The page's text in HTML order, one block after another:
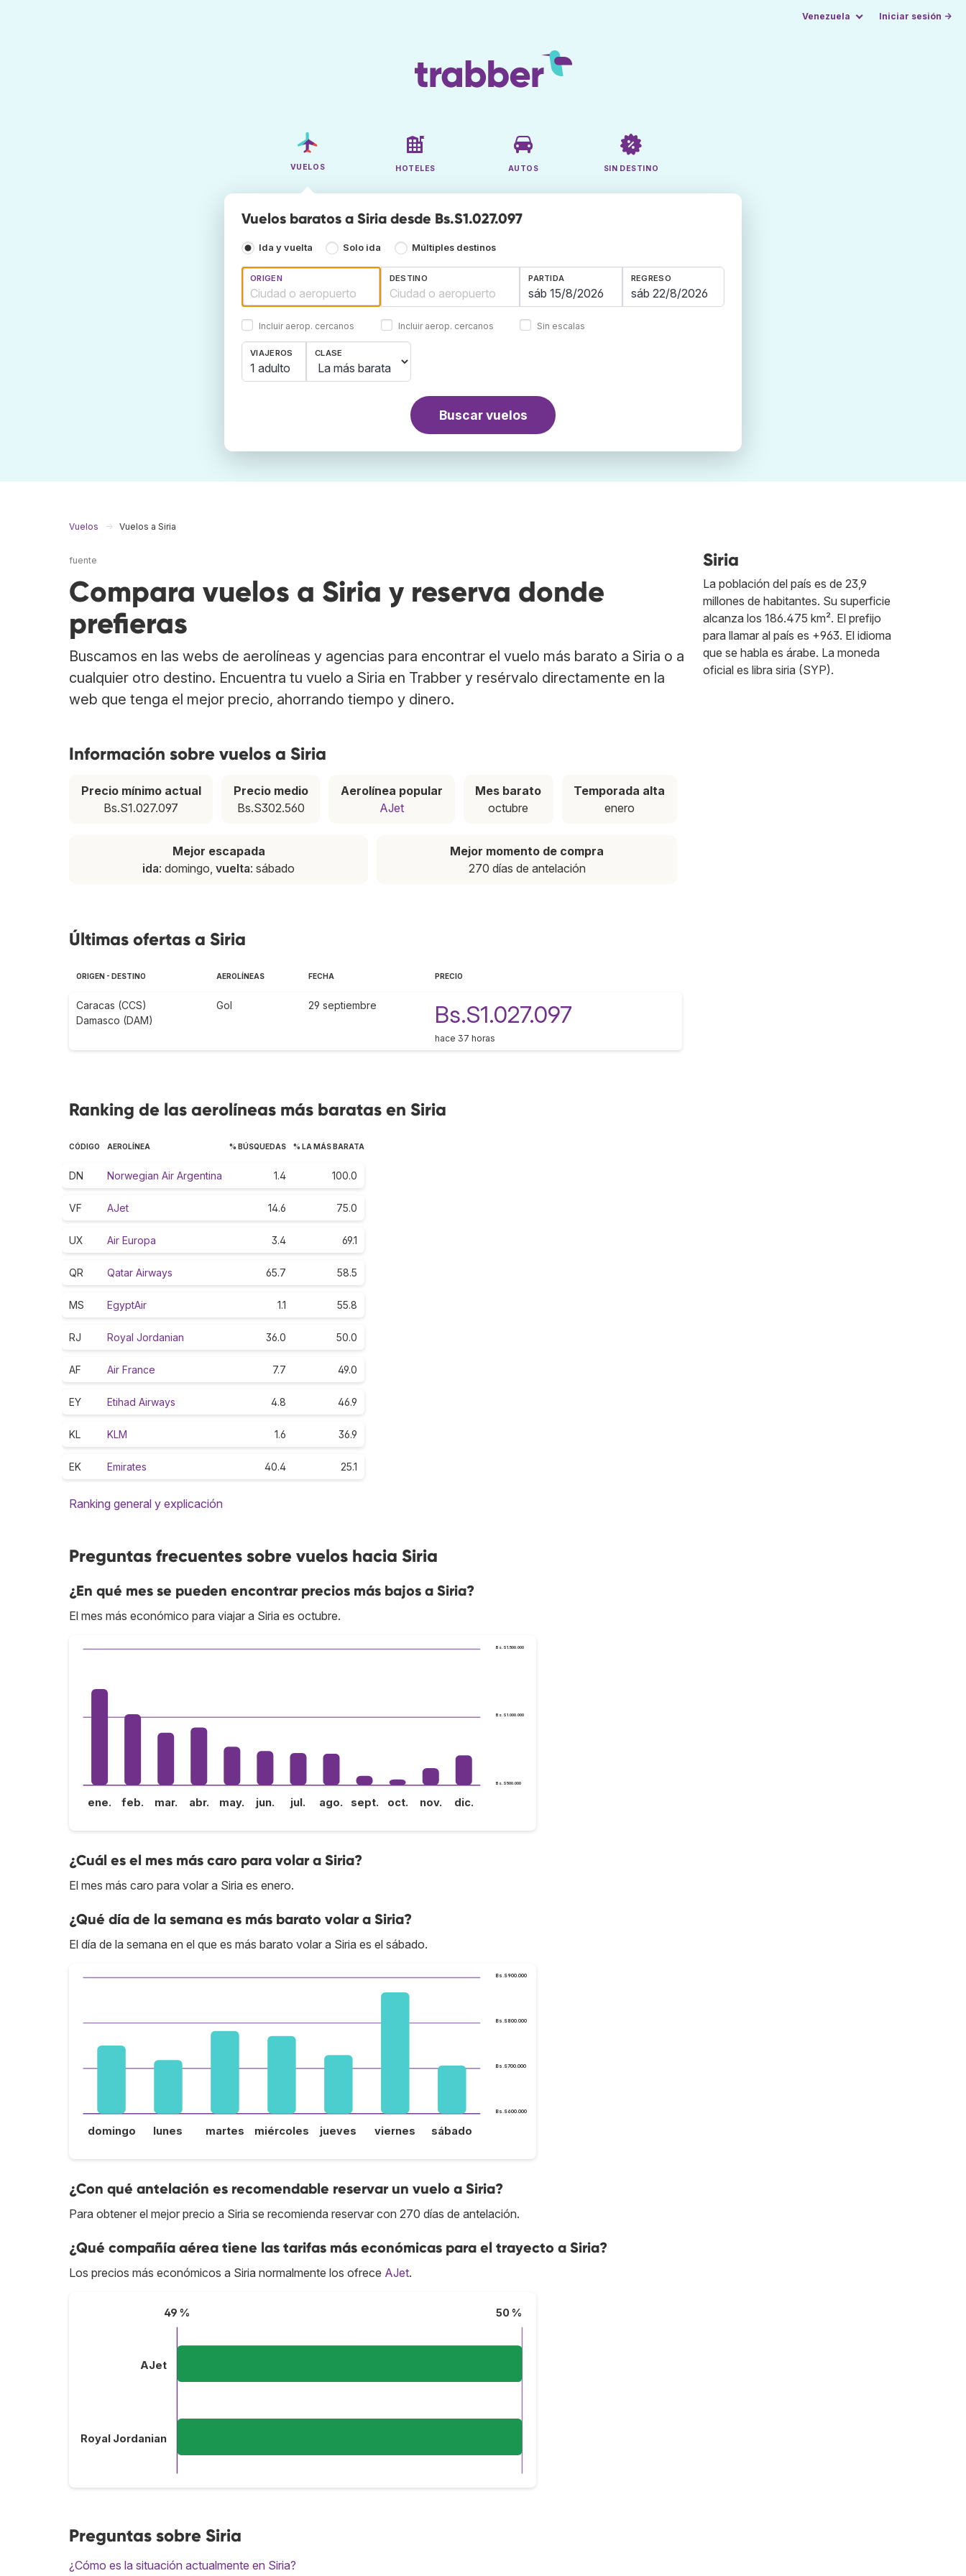
Venezuela Iniciar sesión →
VUELOS HOTELES AUTOS SIN DESTINO
Vuelos baratos a Siria desde Bs.S1.027.097
Ida y vuelta Solo ida Múltiples destinos
ORIGEN
Incluir aerop. cercanos
DESTINO
Incluir aerop. cercanos
PARTIDA REGRESO
Sin escalas
VIAJEROS
1 adulto
CLASE
Buscar vuelos
Vuelos Vuelos a Siria
fuente
Compara vuelos a Siria y reserva donde
prefieras
Buscamos en las webs de aerolíneas y agencias para encontrar el vuelo más barato a Siria o a
cualquier otro destino. Encuentra tu vuelo a Siria en Trabber y resérvalo directamente en la
web que tenga el mejor precio, ahorrando tiempo y dinero.
Información sobre vuelos a Siria
Precio mínimo actual
Bs.S1.027.097
Precio medio
Bs.S302.560
Aerolínea popular
AJet
Mes barato
octubre
Temporada alta
enero
Mejor escapada
ida: domingo, vuelta: sábado
Mejor momento de compra
270 días de antelación
Últimas ofertas a Siria
ORIGEN - DESTINO AEROLÍNEAS FECHA PRECIO
Caracas (CCS)
Damasco (DAM)
Gol 29 septiembre Bs.S1.027.097
hace 37 horas
Ranking de las aerolíneas más baratas en Siria
CÓDIGO AEROLÍNEA % BÚSQUEDAS % LA MÁS BARATA
DN Norwegian Air Argentina 1.4 100.0
VF AJet 14.6 75.0
UX Air Europa 3.4 69.1
QR Qatar Airways 65.7 58.5
MS EgyptAir 1.1 55.8
RJ Royal Jordanian 36.0 50.0
AF Air France 7.7 49.0
EY Etihad Airways 4.8 46.9
KL KLM 1.6 36.9
EK Emirates 40.4 25.1
Ranking general y explicación
Preguntas frecuentes sobre vuelos hacia Siria
¿En qué mes se pueden encontrar precios más bajos a Siria?
El mes más económico para viajar a Siria es octubre.
Bs.S500.000
Bs.S1.000.000
Bs.S1.500.000
ene. feb. mar. abr. may. jun. jul. ago. sept. oct. nov. dic.
¿Cuál es el mes más caro para volar a Siria?
El mes más caro para volar a Siria es enero.
¿Qué día de la semana es más barato volar a Siria?
El día de la semana en el que es más barato volar a Siria es el sábado.
Bs.S600.000
Bs.S700.000
Bs.S800.000
Bs.S900.000
domingo lunes martes miércoles jueves viernes sábado
¿Con qué antelación es recomendable reservar un vuelo a Siria?
Para obtener el mejor precio a Siria se recomienda reservar con 270 días de antelación.
¿Qué compañía aérea tiene las tarifas más económicas para el trayecto a Siria?
Los precios más económicos a Siria normalmente los ofrece AJet.
49 % 50 %
AJet
Royal Jordanian
Preguntas sobre Siria
¿Cómo es la situación actualmente en Siria?
Siria
La población del país es de 23,9
millones de habitantes. Su superficie
alcanza los 186.475 km². El prefijo
para llamar al país es +963. El idioma
que se habla es árabe. La moneda
oficial es libra siria (SYP).